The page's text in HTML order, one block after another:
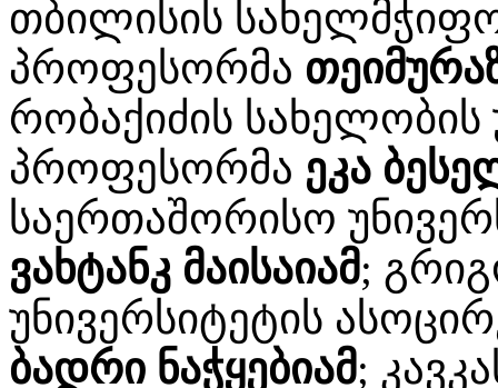
თბილისის
პროფესორმა
რობაქიძის სახელობის
პროფესორმა ეკა
საერთაშორისო
ვახტანკ მაისაიამ;
უნივერსიტეტის
ბადრი ნაჭყებიამ;